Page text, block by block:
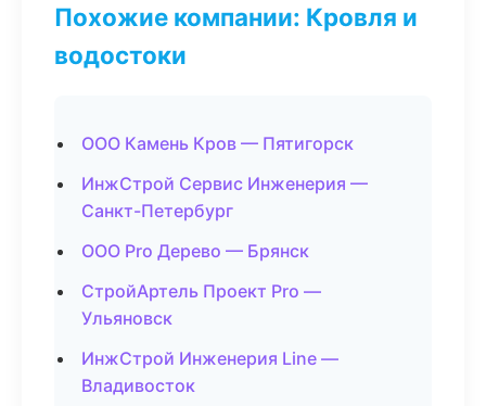
Похожие компании: Кровля и
водостоки
ООО Камень Кров — Пятигорск
ИнжСтрой Сервис Инженерия —
Санкт-Петербург
ООО Pro Дерево — Брянск
СтройАртель Проект Pro —
Ульяновск
ИнжСтрой Инженерия Line —
Владивосток